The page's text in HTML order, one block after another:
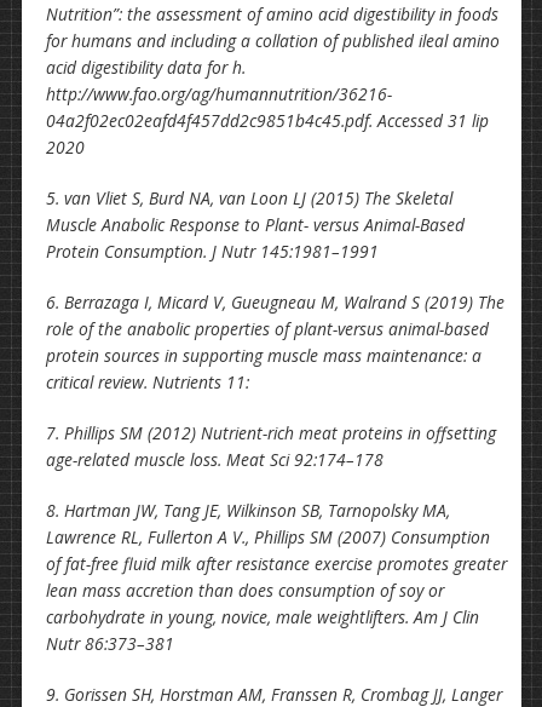
Nutrition”: the assessment of amino acid digestibility in foods
for humans and including a collation of published ileal amino
acid digestibility data for h.
http://www.fao.org/ag/humannutrition/36216-
04a2f02ec02eafd4f457dd2c9851b4c45.pdf. Accessed 31 lip
2020
5. van Vliet S, Burd NA, van Loon LJ (2015) The Skeletal
Muscle Anabolic Response to Plant- versus Animal-Based
Protein Consumption. J Nutr 145:1981–1991
6. Berrazaga I, Micard V, Gueugneau M, Walrand S (2019) The
role of the anabolic properties of plant-versus animal-based
protein sources in supporting muscle mass maintenance: a
critical review. Nutrients 11:
7. Phillips SM (2012) Nutrient-rich meat proteins in offsetting
age-related muscle loss. Meat Sci 92:174–178
8. Hartman JW, Tang JE, Wilkinson SB, Tarnopolsky MA,
Lawrence RL, Fullerton A V., Phillips SM (2007) Consumption
of fat-free fluid milk after resistance exercise promotes greater
lean mass accretion than does consumption of soy or
carbohydrate in young, novice, male weightlifters. Am J Clin
Nutr 86:373–381
9. Gorissen SH, Horstman AM, Franssen R, Crombag JJ, Langer